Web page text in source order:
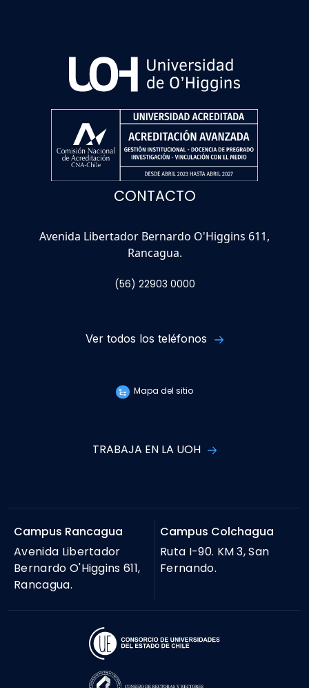
CONTACTO
Avenida Libertador Bernardo O'Higgins 611,
Rancagua.
(56) 22903 0000
Ver todos los teléfonos
Mapa del sitio
TRABAJA EN LA UOH
Campus Rancagua
Avenida Libertador
Bernardo O'Higgins 611,
Rancagua.
Campus Colchagua
Ruta I-90. KM 3, San
Fernando.